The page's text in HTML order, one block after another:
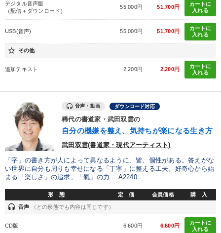
デジタル音声版
（配信＋ダウンロード）
55,000円 51,700円
カートに
入れる
USB(音声) 55,000円 51,700円
カートに
入れる
star_border その他
追加テキスト 2,200円 2,200円
カートに
入れる
音声・動画 ダウンロード対応
稀代の書道家・武田双雲の
自分の機嫌を整え、気持ちが楽になる生き方
武田双雲(書道家・現代アーティスト)
「字」の書き方が人によって異なるように、皆、個性がある。答えがな
い世界に自分も周りも幸せになる「丁寧」に整える工夫。好奇心から始
まる「楽しさ」の追求、「氣」の力… A2240...
形 態 定 価 会員価格 購 入
headset 音声 （どの形態でも内容は同じです）
CD版 6,600円 6,600円
カートに
入れる